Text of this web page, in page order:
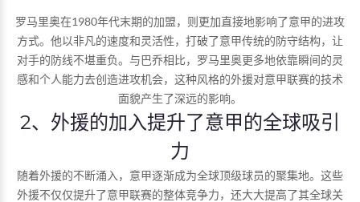
罗马里奥在1980年代末期的加盟，则更加直接地影响了意甲的进攻
方式。他以非凡的速度和灵活性，打破了意甲传统的防守结构，让
对手的防线不堪重负。与巴乔相比，罗马里奥更多地依靠瞬间的灵
感和个人能力去创造进攻机会，这种风格的外援对意甲联赛的技术
面貌产生了深远的影响。
2、外援的加入提升了意甲的全球吸引
力
随着外援的不断涌入，意甲逐渐成为全球顶级球员的聚集地。这些
外援不仅仅提升了意甲联赛的整体竞争力，还大大提高了其全球关